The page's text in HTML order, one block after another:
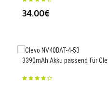
34.00€
3390mAh Akku passend für